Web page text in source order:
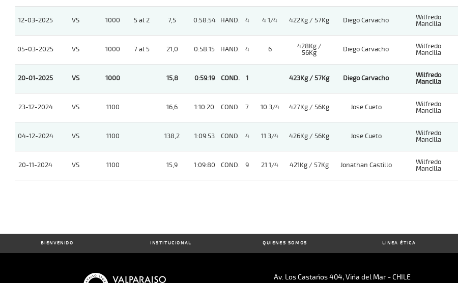
12-03-2025 VS 1000 5 al 2 7,5 0:58:54 HAND. 4 4 1/4 422Kg / 57Kg Diego Carvacho
Wilfredo
Mancilla
05-03-2025 VS 1000 7 al 5 21,0 0:58:15 HAND. 4 6
428Kg /
56Kg
Diego Carvacho
Wilfredo
Mancilla
20-01-2025 VS 1000 15,8 0:59:19 COND. 1 423Kg / 57Kg Diego Carvacho
Wilfredo
Mancilla
23-12-2024 VS 1100 16,6 1:10:20 COND. 7 10 3/4 427Kg / 56Kg Jose Cueto
Wilfredo
Mancilla
04-12-2024 VS 1100 138,2 1:09:53 COND. 4 11 3/4 426Kg / 56Kg Jose Cueto
Wilfredo
Mancilla
20-11-2024 VS 1100 15,9 1:09:80 COND. 9 21 1/4 421Kg / 57Kg Jonathan Castillo
Wilfredo
Mancilla
BIENVENIDO INSTITUCIONAL QUIENES SOMOS LINEA ÉTICA
Av. Los Castaños 404, Viña del Mar - CHILE